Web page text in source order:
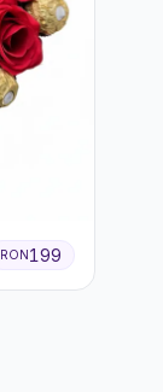
RON 199